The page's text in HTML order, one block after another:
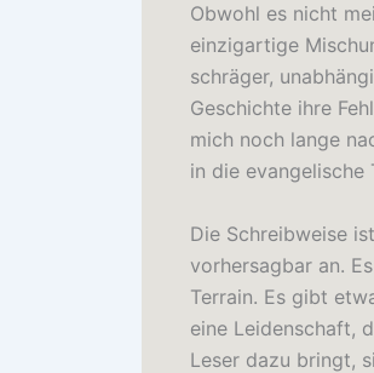
Obwohl es nicht
einzigartige
schräger,
Geschichte ihre
mich noch lange
in die evangelische
Die Schreibweise
vorhersagbar an.
Terrain. Es gibt
eine Leidenschaft,
Leser dazu bringt,